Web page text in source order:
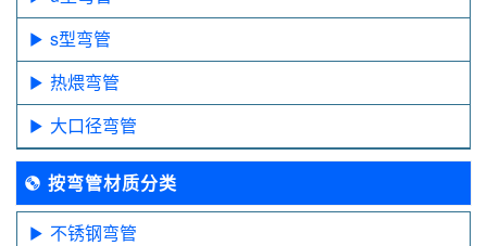
s型弯管
热煨弯管
大口径弯管
按弯管材质分类
不锈钢弯管